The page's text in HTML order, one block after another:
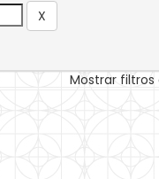
Mostrar filtros